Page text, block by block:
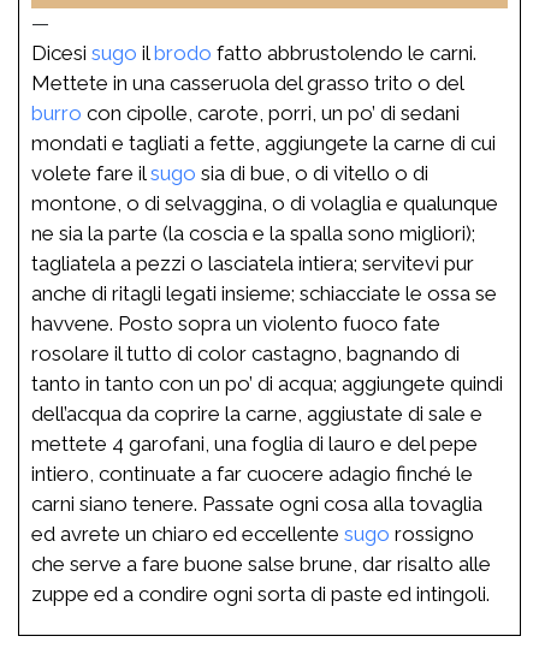
—
Dicesi sugo ilbrodo fatto abbrustolendo le carni.
Mettete in una casseruola del grasso trito o del
burro con cipolle, carote, porri, un po’ di sedani
mondati e tagliati a fette, aggiungete la carne di cui
volete fare ilsugo sia di bue, o di vitello o di
montone, o di selvaggina, o di volaglia e qualunque
ne sia la parte (la coscia e la spalla sono migliori);
tagliatela a pezzi o lasciatela intiera; servitevi pur
anche di ritagli legati insieme; schiacciate le ossa se
havvene. Posto sopra un violento fuoco fate
rosolare il tutto di color castagno, bagnando di
tanto in tanto con un po’ di acqua; aggiungete quindi
dell’acqua da coprire la carne, aggiustate di sale e
mettete 4 garofani, una foglia di lauro e del pepe
intiero, continuate a far cuocere adagio finché le
carni siano tenere. Passate ogni cosa alla tovaglia
ed avrete un chiaro ed eccellente sugo rossigno
che serve a fare buone salse brune, dar risalto alle
zuppe ed a condire ogni sorta di paste ed intingoli.